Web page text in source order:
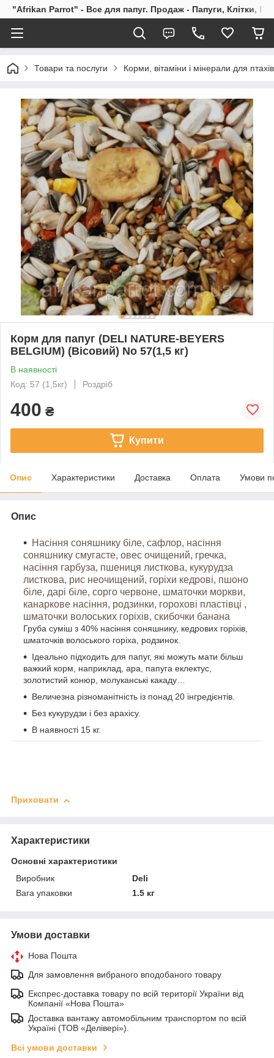
"Afrikan Parrot" - Все для папуг. Продаж - Папуги, Клітки,
Товари та послуги Корми, вітаміни і мінерали для
Корм для папуг (DELI NATURE-BEYERS
BELGIUM) (Вісовий) No 57(1,5 кг)
В наявності
Код: 57 (1,5кг)
Роздріб
400 ₴
Купити
Опис Характеристики Доставка Оплата Умови
Опис
Насіння соняшнику біле, сафлор, насіння
соняшнику смугасте, овес очищений, гречка,
насіння гарбуза, пшениця листкова, кукурудза
листкова, рис неочищений, горіхи кедрові, пшоно
біле, дарі біле, сорго червоне, шматочки моркви,
канаркове насіння, родзинки, горохові пластівці ,
шматочки волоських горіхів, скибочки банана
Груба суміш з 40% насіння соняшнику, кедрових горіхів,
шматочків волоського горіха, родзинок.
Ідеально підходить для папуг, які можуть мати більш
важкий корм, наприклад, ара, папуга еклектус,
золотистий конюр, молуканські какаду…
Величезна різноманітність із понад 20 інгредієнтів.
Без кукурудзи і без арахісу.
В наявності 15 кг.
Приховати
Характеристики
Основні характеристики
Виробник
Deli
Вага упаковки
1.5 кг
Умови доставки
Нова Пошта
Для замовлення вибраного вподобаного товару
Експрес-доставка товару по всій території України від
Компанії «Нова Пошта»
Доставка вантажу автомобільним транспортом по всій
Україні (ТОВ «Делівері»).
Всі умови доставки